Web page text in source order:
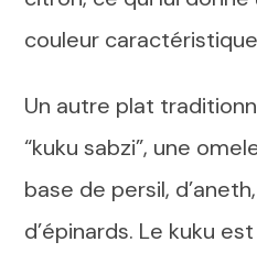
couleur
Un autre plat
“kuku sabzi”, une
base de persil,
d’épinards. Le kuku